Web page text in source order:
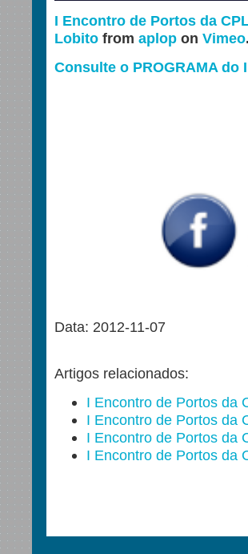
I Encontro de Portos da
Lobito from aplop on Vimeo.
Consulte o PROGRAMA do
Data: 2012-11-07
Artigos relacionados:
I Encontro de Portos da
I Encontro de Portos da
I Encontro de Portos da
I Encontro de Portos da